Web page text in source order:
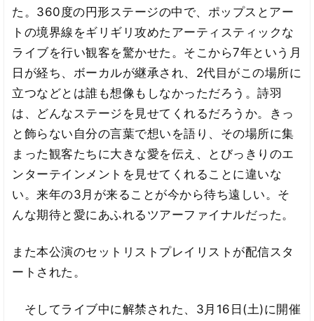
た。360度の円形ステージの中で、ポップスとアー
トの境界線をギリギリ攻めたアーティスティックな
ライブを行い観客を驚かせた。そこから7年という月
日が経ち、ボーカルが継承され、2代目がこの場所に
立つなどとは誰も想像もしなかっただろう。詩羽
は、どんなステージを見せてくれるだろうか。きっ
と飾らない自分の言葉で想いを語り、その場所に集
まった観客たちに大きな愛を伝え、とびっきりのエ
ンターテインメントを見せてくれることに違いな
い。来年の3月が来ることが今から待ち遠しい。そ
んな期待と愛にあふれるツアーファイナルだった。
また本公演のセットリストプレイリストが配信スタ
ートされた。
そしてライブ中に解禁された、3月16日(土)に開催